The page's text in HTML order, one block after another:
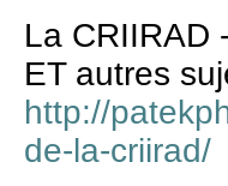
La CRIIRAD
ET autres
http://
de-la-criirad/